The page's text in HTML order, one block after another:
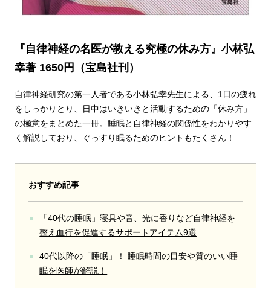
『自律神経の名医が教える究極の休み方』小林弘
幸著 1650円（宝島社刊）
自律神経研究の第一人者である小林弘幸先生による、1日の疲れ
をしっかりとり、日中はいきいきと活動するための「休み方」
の極意をまとめた一冊。睡眠と自律神経の関係性をわかりやす
く解説しており、ぐっすり眠るためのヒントもたくさん！
おすすめ記事
「40代の睡眠」寝具や音、光に香りなど自律神経を
整え血行を促進するサポートアイテム9選
40代以降の「睡眠」！ 睡眠時間の目安や質のいい睡
眠を医師が解説！